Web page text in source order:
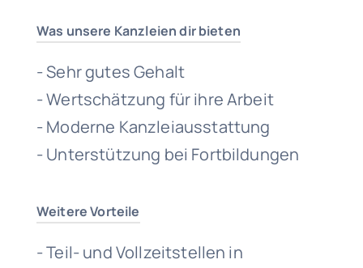
Was unsere Kanzleien dir bieten
- Sehr gutes Gehalt
- Wertschätzung für ihre Arbeit
- Moderne Kanzleiausstattung
- Unterstützung bei Fortbildungen
Weitere Vorteile
- Teil- und Vollzeitstellen in